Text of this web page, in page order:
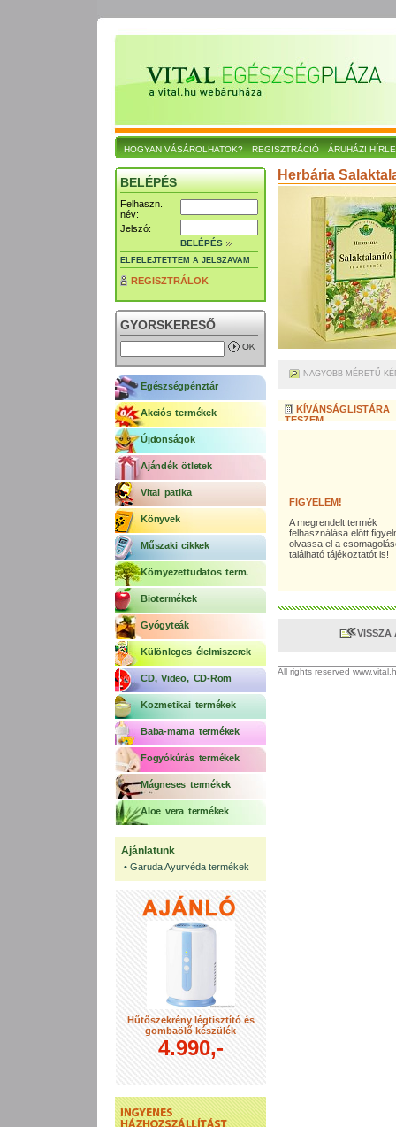
HOGYAN VÁSÁROLHATOK? REGISZTRÁCIÓ ÁRUHÁZI
BELÉPÉS
Felhaszn.
név:
Jelszó:
BELÉPÉS
ELFELEJTETTEM A JELSZAVAM
REGISZTRÁLOK
GYORSKERESŐ
Egészségpénztár
Akciós termékek
Újdonságok
Ajándék ötletek
Vital patika
Könyvek
Műszaki cikkek
Környezettudatos term.
Biotermékek
Gyógyteák
Különleges élelmiszerek
CD, Video, CD-Rom
Kozmetikai termékek
Baba-mama termékek
Fogyókúrás termékek
Mágneses termékek
Aloe vera termékek
Ajánlatunk
• Garuda Ayurvéda termékek
Hűtőszekrény légtisztító és
gombaölő készülék
4.990,-
Herbária
NAGYOBB MÉRETŰ
KÍVÁNSÁGLISTÁRA
TESZEM
FIGYELEM!
A megrendelt termék
felhasználása előtt
olvassa el a
található tájékoztatót is!
VISSZA
All rights reserved